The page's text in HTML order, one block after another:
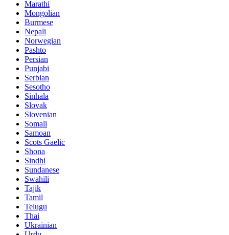
Marathi
Mongolian
Burmese
Nepali
Norwegian
Pashto
Persian
Punjabi
Serbian
Sesotho
Sinhala
Slovak
Slovenian
Somali
Samoan
Scots Gaelic
Shona
Sindhi
Sundanese
Swahili
Tajik
Tamil
Telugu
Thai
Ukrainian